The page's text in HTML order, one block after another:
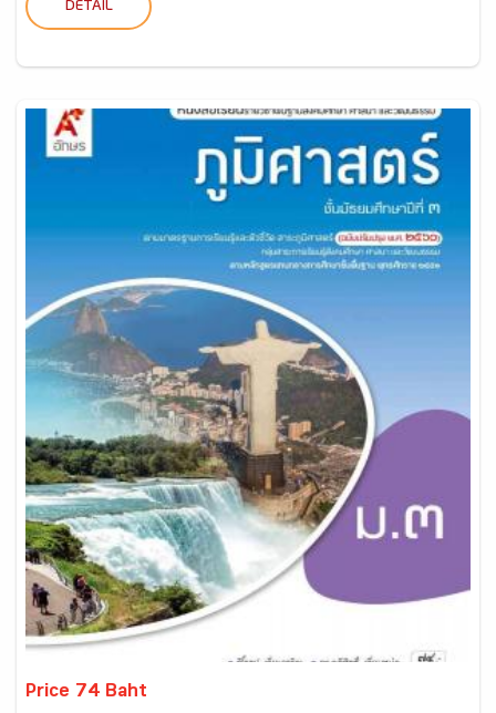
DETAIL
Price 74 Baht